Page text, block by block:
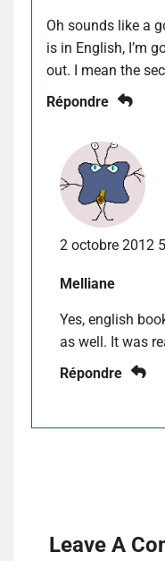
Oh sounds like a
is in English, I’m
out. I mean the
Répondre
2 octobre 2012
Melliane
Yes, english
as well. It was
Répondre
Leave A